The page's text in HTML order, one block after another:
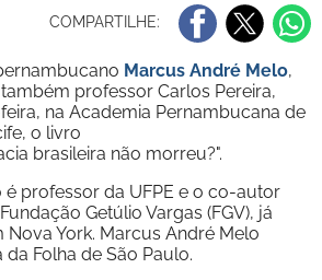
COMPARTILHE:
Marcus André Melo,
professor Carlos Pereira,
na Academia Pernambucana de
o livro
brasileira não morreu?".
professor da UFPE e o co-autor
Getúlio Vargas (FGV), já
York. Marcus André Melo
Folha de São Paulo.